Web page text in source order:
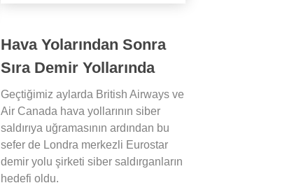
Hava Yolarından Sonra
Sıra Demir Yollarında
Geçtiğimiz aylarda British Airways ve
Air Canada hava yollarının siber
saldırıya uğramasının ardından bu
sefer de Londra merkezli Eurostar
demir yolu şirketi siber saldırganların
hedefi oldu.